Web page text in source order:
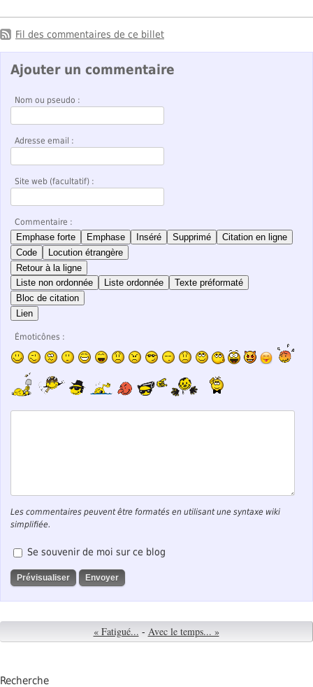
Fil des commentaires de ce billet
Ajouter un commentaire
Nom ou pseudo :
Adresse email :
Site web (facultatif) :
Commentaire :
Emphase forte Emphase Inséré Supprimé
Citation en ligne
Code
Locution étrangère
Retour à la ligne
Liste non ordonnée
Liste ordonnée
Texte préformaté
Bloc de citation
Lien
Émoticônes :
Les commentaires peuvent être formatés en utilisant une syntaxe wiki
simplifiée.
Se souvenir de moi sur ce blog
« Fatigué... - Avec le temps... »
Recherche